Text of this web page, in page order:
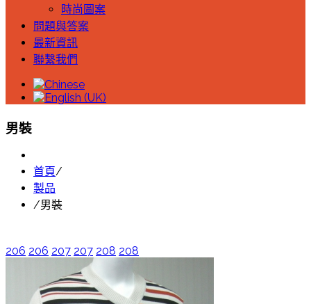
時尚圖案
問題與答案
最新資訊
聯繫我們
男裝
首頁/
製品
/男裝
206 206 207 207 208 208